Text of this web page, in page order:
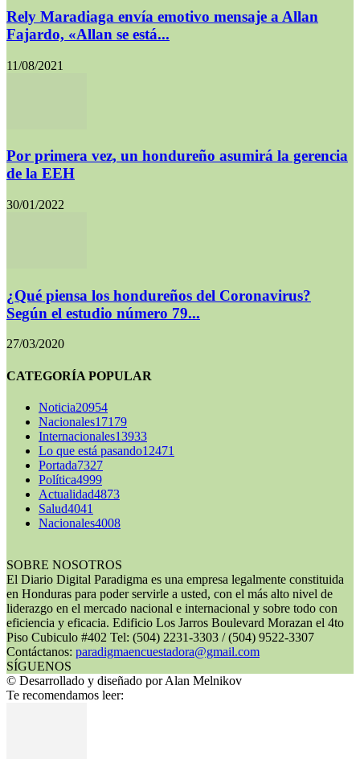
Rely Maradiaga envía emotivo mensaje a Allan
Fajardo, «Allan se está...
11/08/2021
Por primera vez, un hondureño asumirá la gerencia
de la EEH
30/01/2022
¿Qué piensa los hondureños del Coronavirus?
Según el estudio número 79...
27/03/2020
CATEGORÍA POPULAR
Noticia20954
Nacionales17179
Internacionales13933
Lo que está pasando12471
Portada7327
Política4999
Actualidad4873
Salud4041
Nacionales4008
SOBRE NOSOTROS
El Diario Digital Paradigma es una empresa legalmente constituida
en Honduras para poder servirle a usted, con el más alto nivel de
liderazgo en el mercado nacional e internacional y sobre todo con
eficiencia y eficacia. Edificio Los Jarros Boulevard Morazan el 4to
Piso Cubiculo #402 Tel: (504) 2231-3303 / (504) 9522-3307
Contáctanos: paradigmaencuestadora@gmail.com
SÍGUENOS
© Desarrollado y diseñado por Alan Melnikov
Te recomendamos leer: